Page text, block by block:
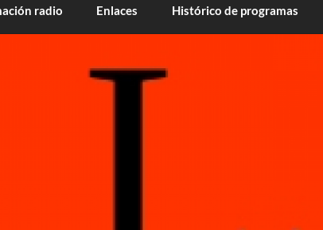
radio Enlaces Histórico de programas